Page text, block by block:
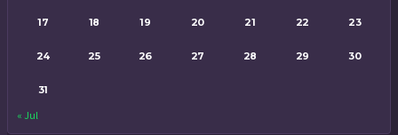
17 18 19 20 21 22 23
24 25 26 27 28 29 30
31
« Jul